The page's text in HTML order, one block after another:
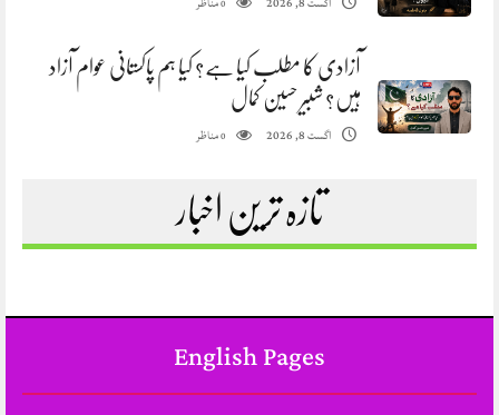
آزادی کا مطلب کیا ہے؟ کیا ہم پاکستانی عوام آزاد
ہیں؟ شبیر حسین کمال
اگست 8, 2026 0مناظر
تازہ ترین اخبار
English Pages